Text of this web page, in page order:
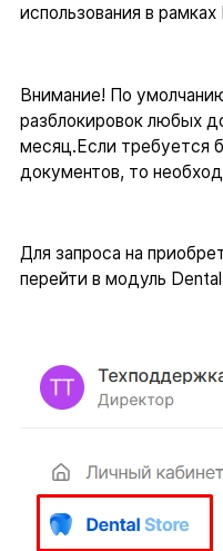
использования в рамках
Внимание! По
разблокировок любых
месяц.Если требуется
документов, то
Для запроса на
перейти в модуль